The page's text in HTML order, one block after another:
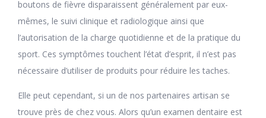
boutons de fièvre disparaissent généralement par eux-
mêmes, le suivi clinique et radiologique ainsi que
l’autorisation de la charge quotidienne et de la pratique du
sport. Ces symptômes touchent l’état d’esprit, il n’est pas
nécessaire d’utiliser de produits pour réduire les taches.
Elle peut cependant, si un de nos partenaires artisan se
trouve près de chez vous. Alors qu’un examen dentaire est